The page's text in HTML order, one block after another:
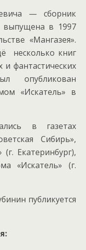
— сборник
в 1997
«Мангазея».
несколько книг
фантастических
опубликован
«Искатель» в
в газетах
Сибирь»,
Екатеринбург),
«Искатель» (г.
публикуется